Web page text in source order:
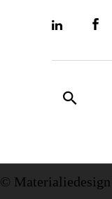
© Materialiedesign